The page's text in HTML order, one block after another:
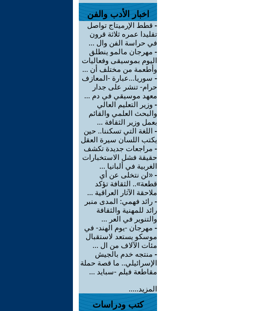
اخبار الأدب والفن
- قطط الإرميتاج تواصل
تقليدا عمره ثلاثة قرون
في حراسة الفن وال ...
- مهرجان مالمو ينطلق
اليوم بموسيقى وفعاليات
وأطعمة من مختلف أن ...
- سوريا...عبارة -المعازف
حرام- تنشر على جدار
معهد موسيقي في دم ...
- وزير التعليم العالي
والبحث العلمي والقائم
بعمل وزير الثقافة ...
- اللغة التي تسكننا.. حين
يكتب اللسان سيرة العقل
- مراجعات جديدة تكشف
حقيقة فشل الاستخبارات
الغربية في ألبانيا ...
- «لن نتخلى عن أي
قطعة».. الثقافة تؤكد
ملاحقة الآثار العراقية ...
- رائد فهمي: المدى منبر
رائد للمهنية والثقافة
والتنوير في العر ...
- مهرجان -يوم الهند- في
موسكو يستعد لاستقبال
مئات الآلاف من ال ...
- منتجه خدم بالجيش
الإسرائيلي.. ما قصة حملة
مقاطعة فيلم -سبايد ...
المزيد.....
كتب ودراسات